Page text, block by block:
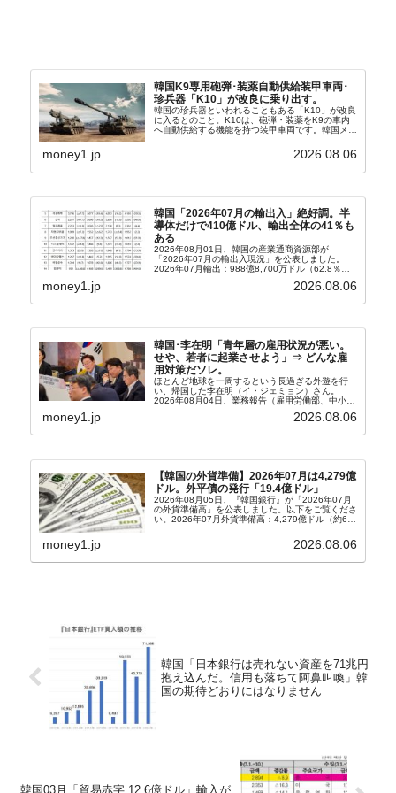
韓国K9専用砲弾･装薬自動供給装甲車両･
珍兵器「K10」が改良に乗り出す。
韓国の珍兵器といわれることもある「K10」が改良
に入るとのこと。K10は、砲弾・装薬をK9の車内
へ自動供給する機能を持つ装甲車両です。韓国メデ
から以下に一部を引きます。2005年に初めて...
money1.jp 2026.08.06
韓国「2026年07月の輸出入」絶好調。半
導体だけで410億ドル、輸出全体の41％も
ある
2026年08月01日、韓国の産業通商資源部が
「2026年07月の輸出入現況」を公表しました。
2026年07月輸出：988億8,700万ドル（62.8％）
money1.jp 2026.08.06
韓国･李在明「青年層の雇用状況が悪い。
せや、若者に起業させよう」⇒ どんな雇
用対策だソレ。
ほとんど地球を一周するという長過ぎる外遊を行
い、帰国した李在明（イ・ジェミョン）さん。
2026年08月04日、業務報告（雇用労働部、中小ベ
上、韓国大統領に成りおおせた李在明（イ・ジェミ
money1.jp 2026.08.06
【韓国の外貨準備】2026年07月は4,279億
ドル。外平債の発行「19.4億ドル」
2026年08月05日、『韓国銀行』が「2026年07月
の外貨準備高」を公表しました。以下をご覧くださ
い。2026年07月外貨準備高：4,279億ドル（約67
money1.jp 2026.08.06
韓国「日本銀行は売れない資産を71兆円
抱え込んだ。信用も落ちて阿鼻叫喚」韓
国の期待どおりにはなりません
韓国03月「貿易赤字 12.6億ドル」輸入が